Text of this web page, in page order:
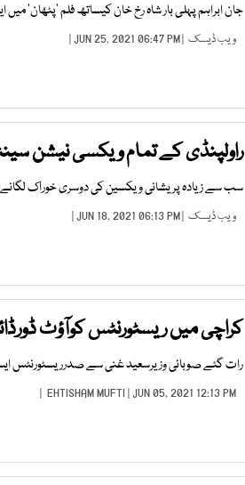
جان ابراہم پہلی بار شاہ رخ خان کیساتھ فلم ’پٹھان‘
ویب ڈیسک | JUN 25, 2021 06:47 PM |
راولپنڈی کے تمام ویکسی نیشن
سب سے زیادہ پریشانی ویکسین کی دوسری خوراک
ویب ڈیسک | JUN 18, 2021 06:13 PM |
کراچی میں ریسٹورنٹس کوآؤٹ
رات گئے صوبائی وزیرسعید غنی سے صدرریسٹورنٹس
EHTISHAM MUFTI | JUN 05, 2021 12:13 PM |